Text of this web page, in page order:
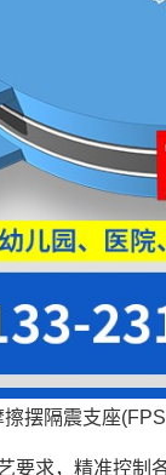
擦摆隔震支座
要求，精准控制